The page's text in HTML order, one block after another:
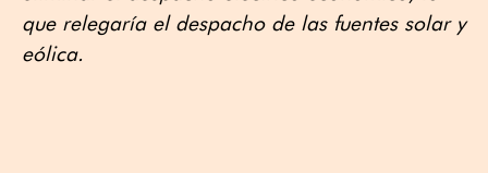
que relegaría el despacho de las fuentes solar y
eólica.